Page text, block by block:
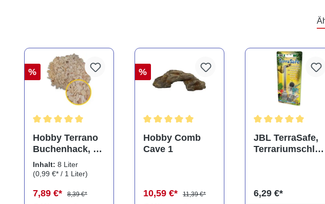
%
Hobby Terrano
Buchenhack, 8
Liter
Inhalt: 8 Liter
(0,99 €* / 1 Liter)
7,89 €*
8,39 €*
%
Hobby Comb
Cave 1
10,59 €*
11,39 €*
JBL TerraSafe,
Terrariumschlos
6,29 €*